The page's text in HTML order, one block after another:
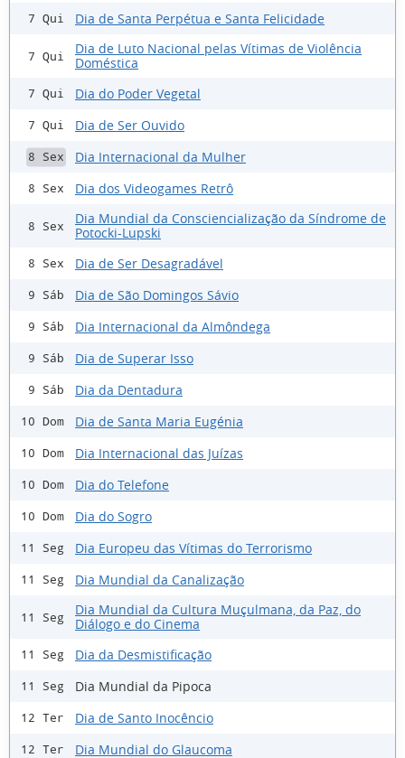
7 Qui Dia de Santa Perpétua e Santa Felicidade
7 Qui
Dia de Luto Nacional pelas Vítimas de Violência
Doméstica
7 Qui Dia do Poder Vegetal
7 Qui Dia de Ser Ouvido
8 Sex Dia Internacional da Mulher
8 Sex Dia dos Videogames Retrô
8 Sex
Dia Mundial da Consciencialização da Síndrome de
Potocki-Lupski
8 Sex Dia de Ser Desagradável
9 Sáb Dia de São Domingos Sávio
9 Sáb Dia Internacional da Almôndega
9 Sáb Dia de Superar Isso
9 Sáb Dia da Dentadura
10 Dom Dia de Santa Maria Eugénia
10 Dom Dia Internacional das Juízas
10 Dom Dia do Telefone
10 Dom Dia do Sogro
11 Seg Dia Europeu das Vítimas do Terrorismo
11 Seg Dia Mundial da Canalização
11 Seg
Dia Mundial da Cultura Muçulmana, da Paz, do
Diálogo e do Cinema
11 Seg Dia da Desmistificação
11 Seg Dia Mundial da Pipoca
12 Ter Dia de Santo Inocêncio
12 Ter Dia Mundial do Glaucoma